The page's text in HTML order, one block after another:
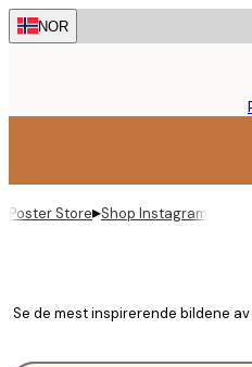
Skip
to
NOR
Poster Store▸Shop Instagram
Se de mest inspirerende bildene